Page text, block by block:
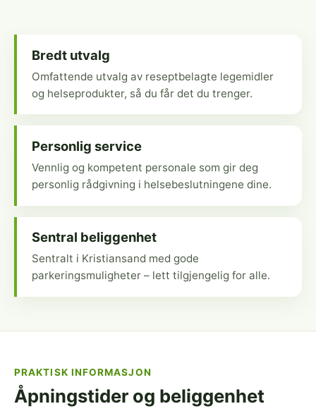
Bredt utvalg
Omfattende utvalg av reseptbelagte legemidler
og helseprodukter, så du får det du trenger.
Personlig service
Vennlig og kompetent personale som gir deg
personlig rådgivning i helsebeslutningene dine.
Sentral beliggenhet
Sentralt i Kristiansand med gode
parkeringsmuligheter – lett tilgjengelig for alle.
PRAKTISK INFORMASJON
Åpningstider og beliggenhet